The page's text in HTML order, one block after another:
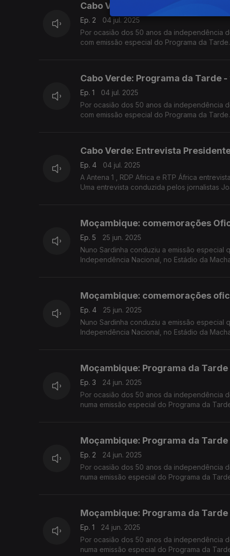
Cabo Verde: Programa da Tarde -
Ep. 2
04 jul. 2025
Por ocasião dos 50 anos da independência
com emissão especial do Programa da
Cabo Verde: Programa da Tarde -
Ep. 1
04 jul. 2025
Por ocasião dos 50 anos da independência
com emissão especial do Programa da
Cabo Verde: Entrevista
Ep. 4
04 jul. 2025
A Antena 1 , RDP Africa e RTP África
Uma entrevista conduzida pelos jornalistas
Moçambique: comemorações
Ep. 5
25 jun. 2025
Nuno Sardinha conduziu a emissão especial
Independência Nacional, no Estádio da
Moçambique: comemorações
Ep. 4
25 jun. 2025
Nuno Sardinha conduziu a emissão especial
Independência Nacional, no Estádio da
Moçambique: Programa da Tarde
Ep. 3
24 jun. 2025
Por ocasião dos 50 anos da independência
numa emissão especial do Programa da
Moçambique: Programa da Tarde
Ep. 2
24 jun. 2025
Por ocasião dos 50 anos da independência
numa emissão especial do Programa da
Moçambique: Programa da Tarde
Ep. 1
24 jun. 2025
Por ocasião dos 50 anos da independência
numa emissão especial do Programa da